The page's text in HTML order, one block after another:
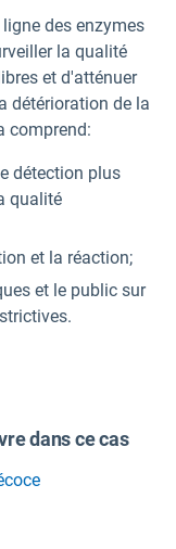
des enzymes
la qualité
et d'atténuer
détérioration de la
comprend:
détection plus
qualité
et la réaction;
et le public sur
dans ce cas